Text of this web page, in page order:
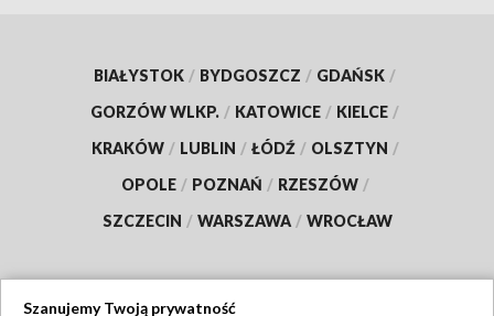
BIAŁYSTOK / BYDGOSZCZ / GDAŃSK /
GORZÓW WLKP. / KATOWICE / KIELCE /
KRAKÓW / LUBLIN / ŁÓDŹ / OLSZTYN /
OPOLE / POZNAŃ / RZESZÓW /
SZCZECIN / WARSZAWA / WROCŁAW
Szanujemy Twoją prywatność